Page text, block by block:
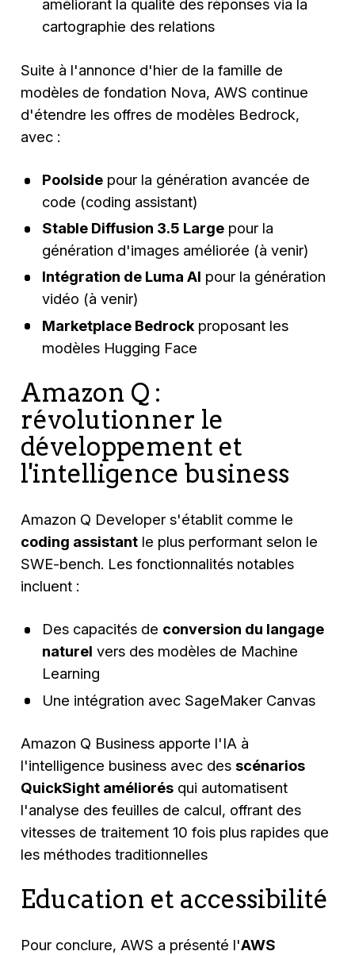
améliorant la qualité des réponses via la
cartographie des relations
Suite à l'annonce d'hier de la famille de
modèles de fondation Nova, AWS continue
d'étendre les offres de modèles Bedrock,
avec :
Poolsidepour la génération avancée de
code (coding assistant)
Stable Diffusion 3.5 Largepour la
génération d'images améliorée (à venir)
Intégration de Luma AI pour la génération
vidéo (à venir)
Marketplace Bedrockproposant les
modèles Hugging Face
Amazon Q :
révolutionner le
développement et
l'intelligence business
Amazon Q Developer s'établit comme le
coding assistant le plus performant selon le
SWE-bench. Les fonctionnalités notables
incluent :
Des capacités de conversion du langage
naturel vers des modèles de Machine
Learning
Une intégration avec SageMaker Canvas
Amazon Q Business apporte l'IA à
l'intelligence business avec des scénarios
QuickSight améliorés qui automatisent
l'analyse des feuilles de calcul, offrant des
vitesses de traitement 10 fois plus rapides que
les méthodes traditionnelles
Education et accessibilité
Pour conclure, AWS a présenté l'AWS